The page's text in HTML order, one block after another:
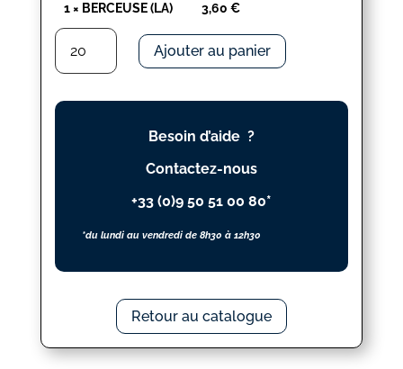
1× BERCEUSE (LA) 3,60 €
quantité
BERCEUSE
(LA)
Ajouter au panier
Besoin d’aide ?
Contactez-nous
+33 (0)9 50 51 00 80*
*du lundi au vendredi de 8h30 à 12h30
Retour au catalogue